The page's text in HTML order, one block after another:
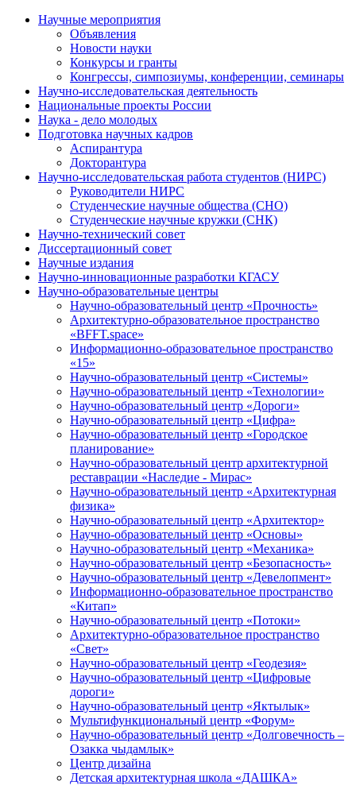
Научные мероприятия
Объявления
Новости науки
Конкурсы и гранты
Конгрессы, симпозиумы, конференции, семинары
Научно-исследовательская деятельность
Национальные проекты России
Наука - дело молодых
Подготовка научных кадров
Аспирантура
Докторантура
Научно-исследовательская работа студентов (НИРС)
Руководители НИРС
Студенческие научные общества (СНО)
Студенческие научные кружки (СНК)
Научно-технический совет
Диссертационный совет
Научные издания
Научно-инновационные разработки КГАСУ
Научно-образовательные центры
Научно-образовательный центр «Прочность»
Архитектурно-образовательное пространство
«BFFT.space»
Информационно-образовательное пространство
«15»
Научно-образовательный центр «Системы»
Научно-образовательный центр «Технологии»
Научно-образовательный центр «Дороги»
Научно-образовательный центр «Цифра»
Научно-образовательный центр «Городское
планирование»
Научно-образовательный центр архитектурной
реставрации «Наследие - Мирас»
Научно-образовательный центр «Архитектурная
физика»
Научно-образовательный центр «Архитектор»
Научно-образовательный центр «Основы»
Научно-образовательный центр «Механика»
Научно-образовательный центр «Безопасность»
Научно-образовательный центр «Девелопмент»
Информационно-образовательное пространство
«Китап»
Научно-образовательный центр «Потоки»
Архитектурно-образовательное пространство
«Свет»
Научно-образовательный центр «Геодезия»
Научно-образовательный центр «Цифровые
дороги»
Научно-образовательный центр «Яктылык»
Мультифункциональный центр «Форум»
Научно-образовательный центр «Долговечность –
Озакка чыдамлык»
Центр дизайна
Детская архитектурная школа «ДАШКА»